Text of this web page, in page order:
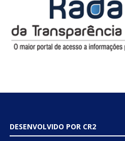
DESENVOLVIDO POR CR2